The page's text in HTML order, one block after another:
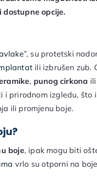
dostupne opcije.
”, su protetski
ili izbrušen zub.
, punog cirkona ili
prirodnom izgledu, što
ili promjenu boje.
boje, ipak mogu biti
vrlo su otporni na